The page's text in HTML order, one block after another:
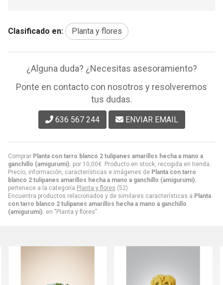
Comprar Planta con tarro blanco 2 tulipanes amarillos hecha a mano a
ganchillo (amigurumi). por 10,00€ . Producto en stock, recogida en tienda.
Precio, información, características e imágenes de Planta con tarro
blanco 2 tulipanes amarillos hecha a mano a ganchillo (amigurumi).
pertenece a la categoría Planta y flores (52).
Encuentra productos relacionados y de similares características a Planta
con tarro blanco 2 tulipanes amarillos hecha a mano a ganchillo
(amigurumi). en "Planta y flores".
Clasificado en: Planta y flores
¿Alguna duda? ¿Necesitas asesoramiento?
Ponte en contacto con nosotros y resolveremos
tus dudas.
636 567 244 ENVIAR EMAIL